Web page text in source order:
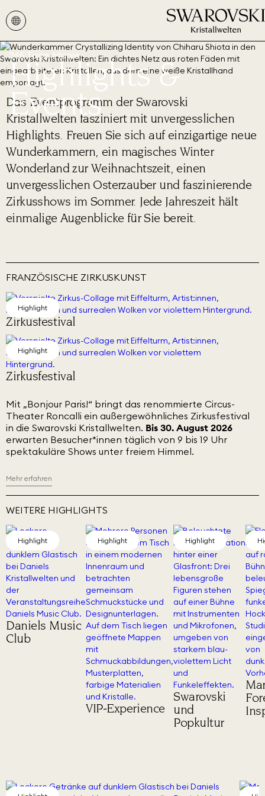
365 Tage Magie
Highlights &
Events
Das Eventprogramm der Swarovski
Kristallwelten fasziniert mit unvergesslichen
Highlights. Freuen Sie sich auf einzigartige neue
Wunderkammern, ein magisches Winter
Wonderland zur Weihnachtszeit, einen
unvergesslichen Osterzauber und faszinierende
Zirkusshows im Sommer. Jede Jahreszeit hält
einmalige Augenblicke für Sie bereit.
FRANZÖSISCHE ZIRKUSKUNST
Highlight
Zirkusfestival
Highlight
Zirkusfestival
Mit „Bonjour Paris!“ bringt das renommierte Circus-
Theater Roncalli ein außergewöhnliches Zirkusfestival
in die Swarovski Kristallwelten. Bis 30. August 2026
erwarten Besucher*innen täglich von 9 bis 19 Uhr
spektakuläre Shows unter freiem Himmel.
Mehr erfahren
WEITERE HIGHLIGHTS
Highlight
Daniels Music
Club
Highlight
VIP-Experience
Highlight
Swarovski
und
Popkultur